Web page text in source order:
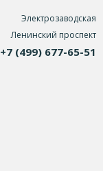
Электрозаводская
Ленинский проспект
+7 (499) 677-65-51